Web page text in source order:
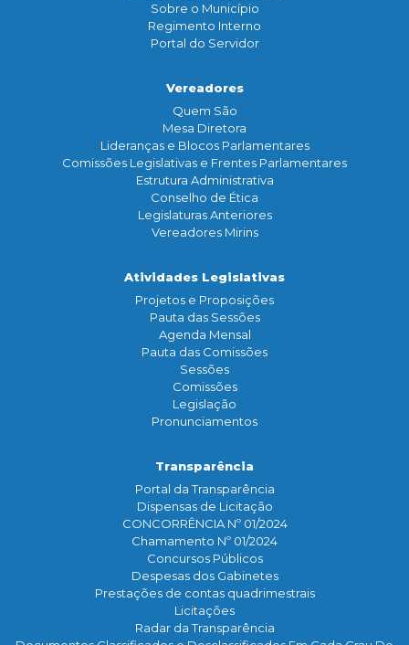
Sobre o Município
Regimento Interno
Portal do Servidor
Vereadores
Quem São
Mesa Diretora
Lideranças e Blocos Parlamentares
Comissões Legislativas e Frentes Parlamentares
Estrutura Administrativa
Conselho de Ética
Legislaturas Anteriores
Vereadores Mirins
Atividades Legislativas
Projetos e Proposições
Pauta das Sessões
Agenda Mensal
Pauta das Comissões
Sessões
Comissões
Legislação
Pronunciamentos
Transparência
Portal da Transparência
Dispensas de Licitação
CONCORRÊNCIA Nº 01/2024
Chamamento Nº 01/2024
Concursos Públicos
Despesas dos Gabinetes
Prestações de contas quadrimestrais
Licitações
Radar da Transparência